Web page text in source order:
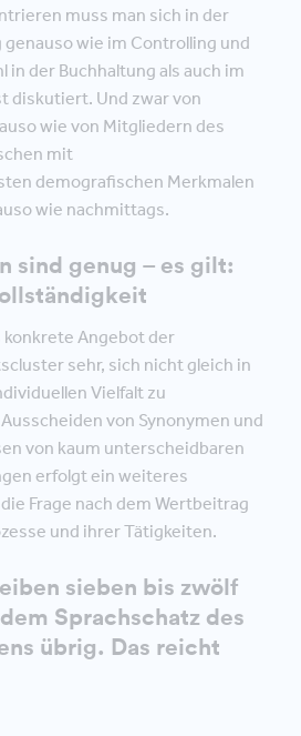
muss man sich in der
wie im Controlling und
in der Buchhaltung als auch im
diskutiert. Und zwar von
wie von Mitgliedern des
mit
demografischen Merkmalen
wie nachmittags.
sind genug – es gilt:
konkrete Angebot der
sehr, sich nicht gleich in
Vielfalt zu
von Synonymen und
von kaum unterscheidbaren
erfolgt ein weiteres
Frage nach dem Wertbeitrag
und ihrer Tätigkeiten.
sieben bis zwölf
Sprachschatz des
übrig. Das reicht